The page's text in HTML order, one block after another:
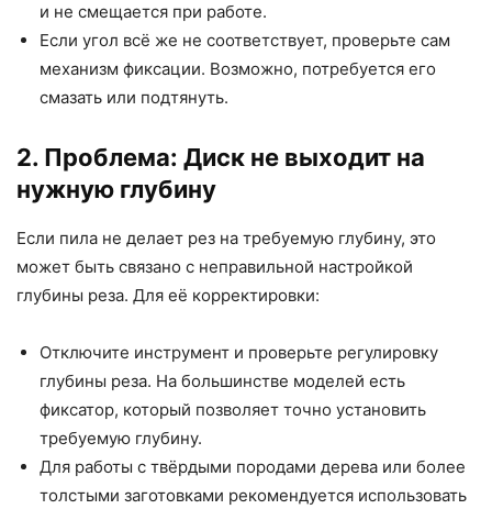
и не смещается при работе.
Если угол всё же не соответствует, проверьте сам
механизм фиксации. Возможно, потребуется его
смазать или подтянуть.
2. Проблема: Диск не выходит на
нужную глубину
Если пила не делает рез на требуемую глубину, это
может быть связано с неправильной настройкой
глубины реза. Для её корректировки:
Отключите инструмент и проверьте регулировку
глубины реза. На большинстве моделей есть
фиксатор, который позволяет точно установить
требуемую глубину.
Для работы с твёрдыми породами дерева или более
толстыми заготовками рекомендуется использовать